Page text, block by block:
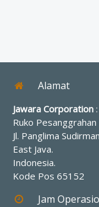
Alamat
Jawara Corporation :
Ruko
Jl. Panglima
East Java.
Indonesia.
Kode Pos 65152
Jam